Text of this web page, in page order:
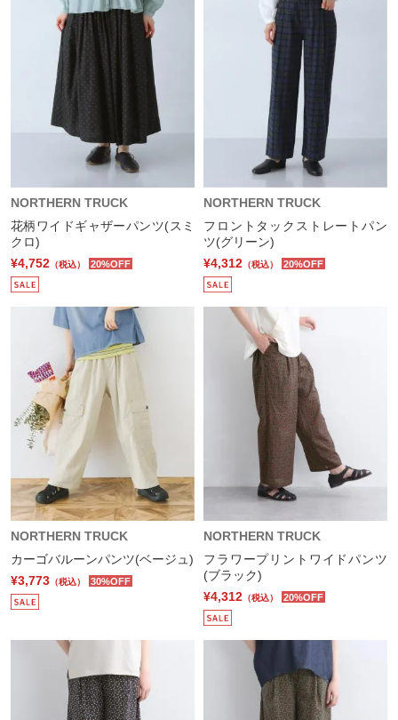
NORTHERN TRUCK
花柄ワイドギャザーパンツ(スミ
クロ)
¥4,752 （税込） 20%OFF
NORTHERN TRUCK
フロントタックストレートパン
ツ(グリーン)
¥4,312 （税込） 20%OFF
NORTHERN TRUCK
カーゴバルーンパンツ(ベージュ)
¥3,773 （税込） 30%OFF
NORTHERN TRUCK
フラワープリントワイドパンツ
(ブラック)
¥4,312 （税込） 20%OFF